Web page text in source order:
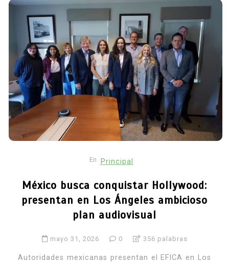
En Principal
México busca conquistar Hollywood:
presentan en Los Ángeles ambicioso
plan audiovisual
mayo 31, 2026 0 356 palabras
Autoridades mexicanas presentan el EFICA en Los